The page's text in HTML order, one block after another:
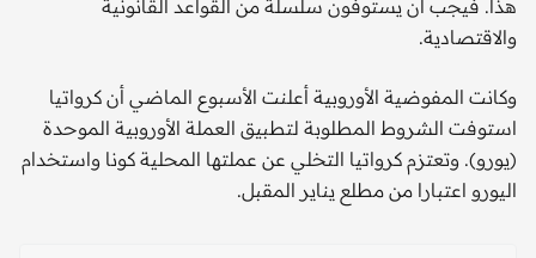
هذا. فيجب أن يستوفون سلسلة من القواعد القانونية
والاقتصادية.
وكانت المفوضية الأوروبية أعلنت الأسبوع الماضي أن كرواتيا
استوفت الشروط المطلوبة لتطبيق العملة الأوروبية الموحدة
(يورو). وتعتزم كرواتيا التخلي عن عملتها المحلية كونا واستخدام
اليورو اعتبارا من مطلع يناير المقبل.